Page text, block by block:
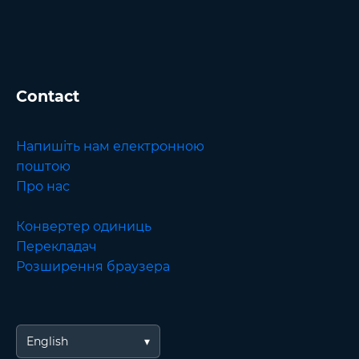
Contact
Напишіть нам електронною
поштою
Про нас
Конвертер одиниць
Перекладач
Розширення браузера
English